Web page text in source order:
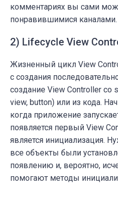
комментариях вы сами
понравившимися каналами.
2) Lifecycle View
Жизненный цикл View
с создания
создание View Controller со
view, button) или из кода.
когда приложение
появляется первый View
является инициализация.
все объекты были
появлению и, вероятно,
помогают методы